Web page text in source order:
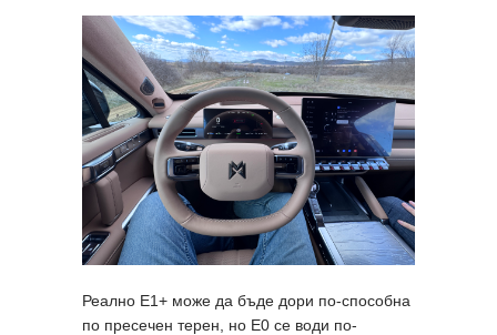
Реално E1+ може да бъде дори по-способна
по пресечен терен, но E0 се води по-